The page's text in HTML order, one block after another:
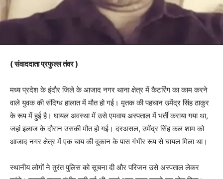
( संवाददाता प्रफुल्ल तंवर )
मध्य प्रदेश के इंदौर जिले के आजाद नगर थाना क्षेत्र में कैटरिंग का काम करने
वाले युवक की संदिग्ध हालात में मौत हो गई। मृतक की पहचान उमेंद्र सिंह ठाकुर
के रूप में हुई है। घायल अवस्था में उसे एमवाय अस्पताल में भर्ती कराया गया था,
जहां इलाज के दौरान उसकी मौत हो गई। दरअसल, उमेंद्र सिंह कल शाम को
आजाद नगर क्षेत्र में एक चाय की दुकान के पास गंभीर रूप से घायल मिला था।
स्थानीय लोगों ने तुरंत पुलिस को सूचना दी और परिजन उसे अस्पताल लेकर